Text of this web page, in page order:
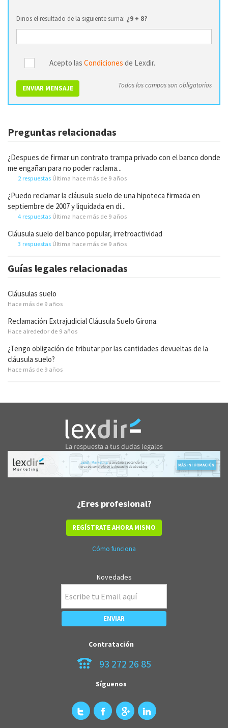
Dinos el resultado de la siguiente suma: ¿9 + 8?
Acepto las Condiciones de Lexdir.
ENVIAR MENSAJE Todos los campos son obligatorios
Preguntas relacionadas
¿Despues de firmar un contrato trampa privado con el banco donde
me engañan para no poder raclama...
2 respuestas Última hace más de 9 años
¿Puedo reclamar la cláusula suelo de una hipoteca firmada en
septiembre de 2007 y liquidada en di...
4 respuestas Última hace más de 9 años
Cláusula suelo del banco popular, irretroactividad
3 respuestas Última hace más de 9 años
Guías legales relacionadas
Cláusulas suelo
Hace más de 9 años
Reclamación Extrajudicial Cláusula Suelo Girona.
Hace alrededor de 9 años
¿Tengo obligación de tributar por las cantidades devueltas de la
cláusula suelo?
Hace más de 9 años
¿Eres profesional?
REGÍSTRATE AHORA MISMO
Cómo funciona
Novedades
Contratación
93 272 26 85
Síguenos